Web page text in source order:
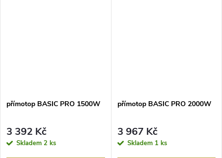
přímotop BASIC PRO 1500W
3 392 Kč
Skladem 2 ks
přímotop BASIC PRO 2000W
3 967 Kč
Skladem 1 ks